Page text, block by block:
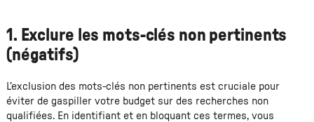
1. Exclure les mots-clés non pertinents
(négatifs)
L’exclusion des mots-clés non pertinents est cruciale pour
éviter de gaspiller votre budget sur des recherches non
qualifiées. En identifiant et en bloquant ces termes, vous